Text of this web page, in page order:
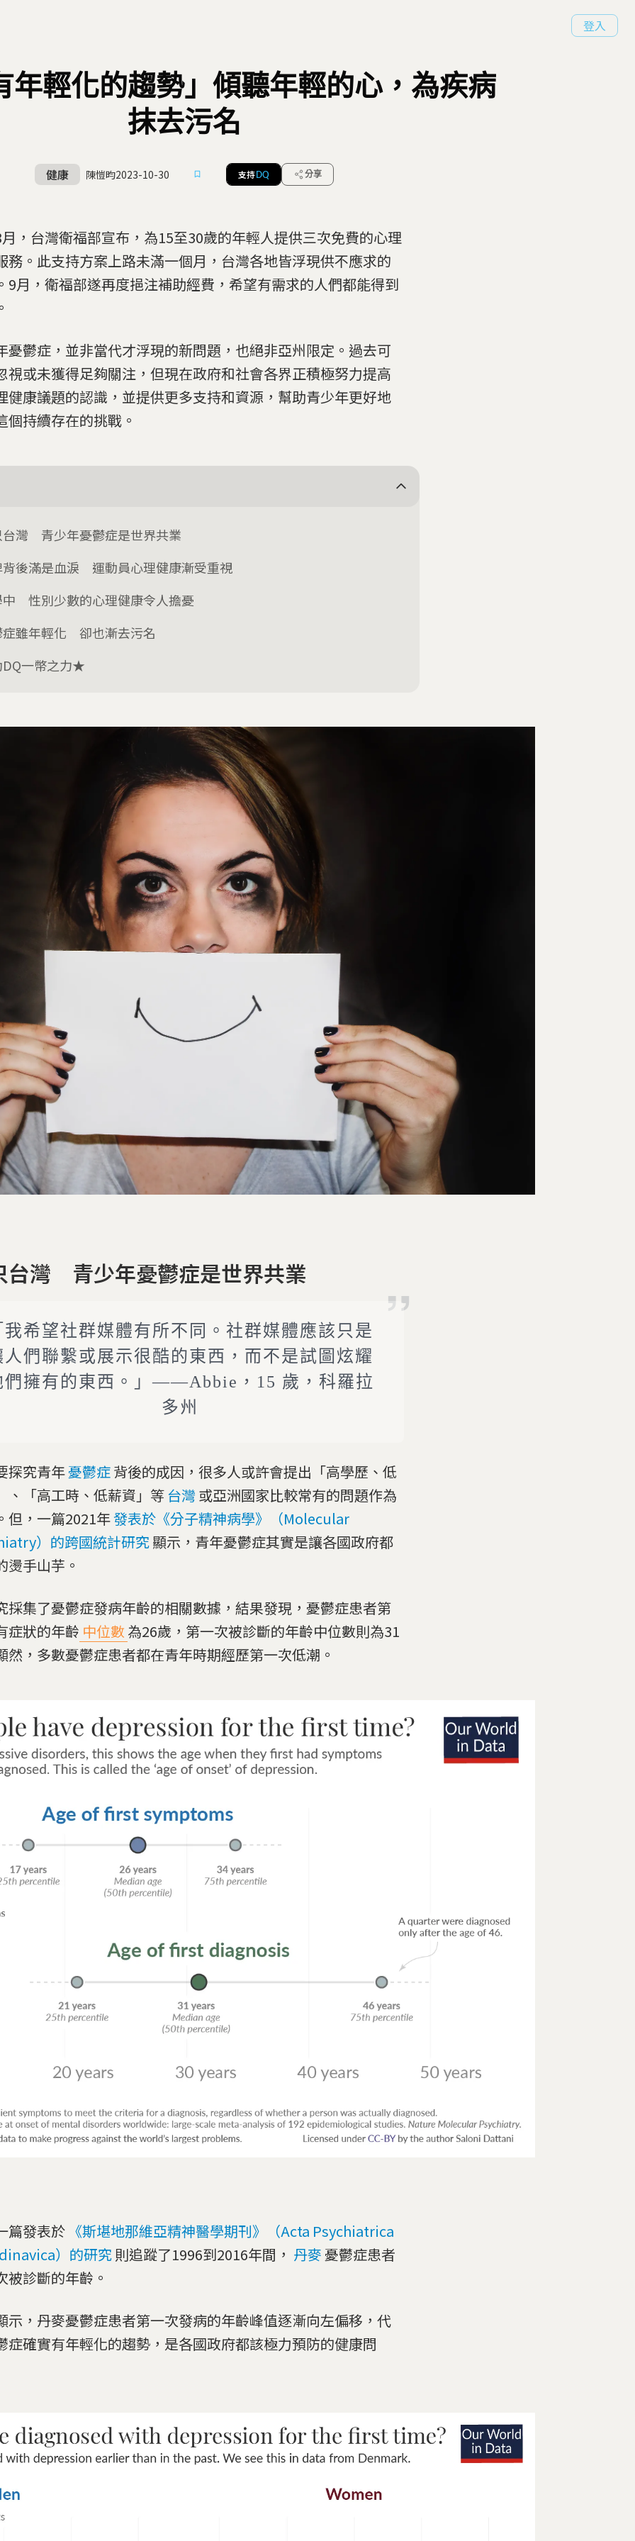
登入
年輕化的趨勢」傾聽年輕的心，為疾病
抹去污名
健康 陳愷昀2023-10-30 支持 DQ 分享
，台灣衛福部宣布，為15至30歲的年輕人提供三次免費的心理
務。此支持方案上路未滿一個月，台灣各地皆浮現供不應求的
9月，衛福部遂再度挹注補助經費，希望有需求的人們都能得到
憂鬱症，並非當代才浮現的新問題，也絕非亞州限定。過去可
視或未獲得足夠關注，但現在政府和社會各界正積極努力提高
健康議題的認識，並提供更多支持和資源，幫助青少年更好地
個持續存在的挑戰。
台灣 青少年憂鬱症是世界共業
背後滿是血淚 運動員心理健康漸受重視
中 性別少數的心理健康令人擔憂
症雖年輕化 卻也漸去污名
一幣之力★
台灣 青少年憂鬱症是世界共業
我希望社群媒體有所不同。社群媒體應該只是
人們聯繫或展示很酷的東西，而不是試圖炫耀
們擁有的東西。」——Abbie，15 歲，科羅拉
多州
探究青年憂鬱症背後的成因，很多人或許會提出「高學歷、低
、「高工時、低薪資」等 台灣 或亞洲國家比較常有的問題作為
但，一篇2021年發表於《分子精神病學》（Molecular
）的跨國統計研究顯示，青年憂鬱症其實是讓各國政府都
燙手山芋。
採集了憂鬱症發病年齡的相關數據，結果發現，憂鬱症患者第
症狀的年齡 中位數為26歲，第一次被診斷的年齡中位數則為31
然，多數憂鬱症患者都在青年時期經歷第一次低潮。
篇發表於 《斯堪地那維亞精神醫學期刊》（Acta Psychiatrica
）的研究 則追蹤了1996到2016年間， 丹麥 憂鬱症患者
被診斷的年齡。
示，丹麥憂鬱症患者第一次發病的年齡峰值逐漸向左偏移，代
症確實有年輕化的趨勢，是各國政府都該極力預防的健康問